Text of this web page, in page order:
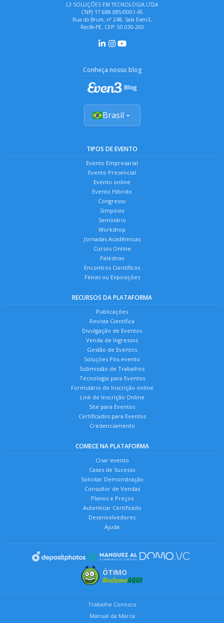
L3 SOLUÇÕES EM TECNOLOGIA LTDA
CNPJ 17.688.085/0001-45
Rua do Brum, nº 248, Sala Even3,
Recife-PE, CEP: 50.030-260
Conheça nosso blog
Brasil
TIPOS DE EVENTO
Evento Empresarial
Evento Presencial
Evento online
Evento Híbrido
Congresso
Simpósio
Seminário
Workshop
Jornadas Acadêmicas
Cursos Online
Palestras
Encontros Científicos
Feiras ou Exposições
RECURSOS DA PLATAFORMA
Publicações
Revista Científica
Divulgação de Eventos
Venda de Ingressos
Gestão de Eventos
Soluções Pós-evento
Submissão de Trabalhos
Tecnologia para Eventos
Formulário de Inscrição online
Link de Inscrição Online
Site para Eventos
Certificados para Eventos
Credenciamento
COMECE NA PLATAFORMA
Criar evento
Cases de Sucesso
Solicitar Demonstração
Consultor de Vendas
Planos e Preços
Autenticar Certificado
Desenvolvedores
Ajuda
ÓTIMO
Trabalhe Conosco
Manual da Marca